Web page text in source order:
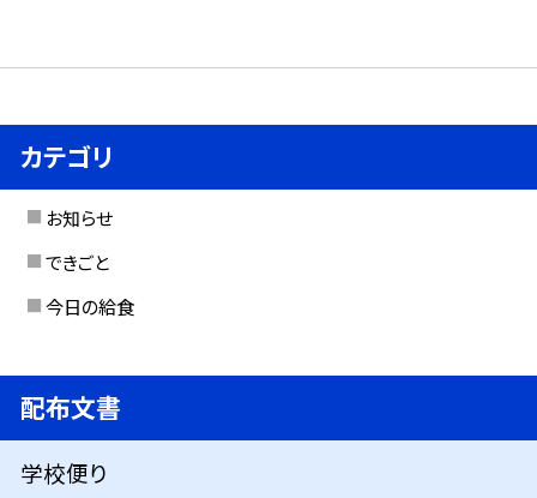
カテゴリ
お知らせ
できごと
今日の給食
配布文書
学校便り